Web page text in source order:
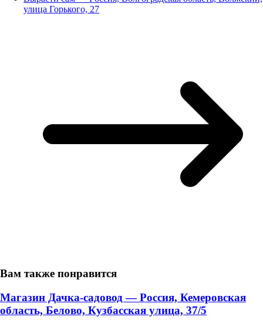
улица Горького, 27
Вам также понравится
Магазин Дачка-садовод — Россия, Кемеровская
область, Белово, Кузбасская улица, 37/5